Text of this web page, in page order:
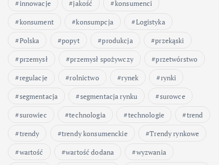
innowacje
jakość
konsumenci
konsument
konsumpcja
Logistyka
Polska
popyt produkcja
przekąski
przemysł
przemysł spożywczy
przetwórstwo
regulacje
rolnictwo rynek
rynki
segmentacja
segmentacja rynku
surowce
surowiec
technologia technologie
trend
trendy
trendy konsumenckie
Trendy rynkowe
wartość
wartość dodana
wyzwania